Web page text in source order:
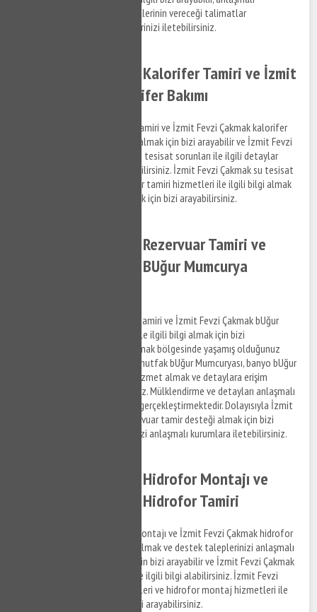
olduğumuz firmaların personellerinin vereceği talimatlar
doğrultusunda hizmet taleplerinizi iletebilirsiniz.
İzmit Fevzi Çakmak Kalorifer Tamiri ve İzmit
Fevzi Çakmak Kalorifer Bakımı
İzmit Fevzi Çakmak kalorifer tamiri ve İzmit Fevzi Çakmak kalorifer
bakım hizmetleri ile ilgili bilgi almak için bizi arayabilir ve İzmit Fevzi
Çakmak bölgesinde yaşadığınız tesisat sorunları ile ilgili detaylar
hakkında bizimle iletişim kurabilirsiniz. İzmit Fevzi Çakmak su tesisat
ve İzmit Fevzi Çakmak kalorifer tamiri hizmetleri ile ilgili bilgi almak
için destek taleplerinizi iletmek için bizi arayabilirsiniz.
İzmit Fevzi Çakmak Rezervuar Tamiri ve
İzmit Fevzi Çakmak BUğur Mumcurya
İzmit Fevzi Çakmak rezervuar tamiri ve İzmit Fevzi Çakmak bUğur
Mumcurya montaj hizmetleri ile ilgili bilgi almak için bizi
arayabilirsiniz. İzmit Fevzi Çakmak bölgesinde yaşamış olduğunuz
gömme rezervuar arızaları ve mutfak bUğur Mumcuryası, banyo bUğur
Mumcuryası arızaları ile ilgili hizmet almak ve detaylara erişim
sağlamak için bizi arayabilirsiniz. Mülklendirme ve detayları anlaşmalı
olduğumuz firma personelleri gerçekleştirmektedir. Dolayısıyla İzmit
Fevzi Çakmak bölgesinde rezervuar tamir desteği almak için bizi
arayabilir ve destek taleplerinizi anlaşmalı kurumlara iletebilirsiniz.
İzmit Fevzi Çakmak Hidrofor Montajı ve
İzmit Fevzi Çakmak Hidrofor Tamiri
İzmit Fevzi Çakmak hidrofor montajı ve İzmit Fevzi Çakmak hidrofor
tamir hizmetleri ile ilgili bilgi almak ve destek taleplerinizi anlaşmalı
firma personellerine iletmek için bizi arayabilir ve İzmit Fevzi Çakmak
bölgesinde su tesisat tamiri ile ilgili bilgi alabilirsiniz. İzmit Fevzi
Çakmak hidrofor tamir hizmetleri ve hidrofor montaj hizmetleri ile
ilgili detaylı bilgi almak için bizi arayabilirsiniz.